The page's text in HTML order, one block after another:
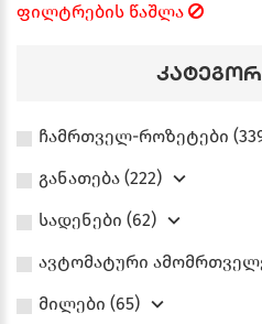
ფილტრების წაშლა
ჩამრთველ-როზეტები
განათება (222)
სადენები (62)
ავტომატური
მილები (65)